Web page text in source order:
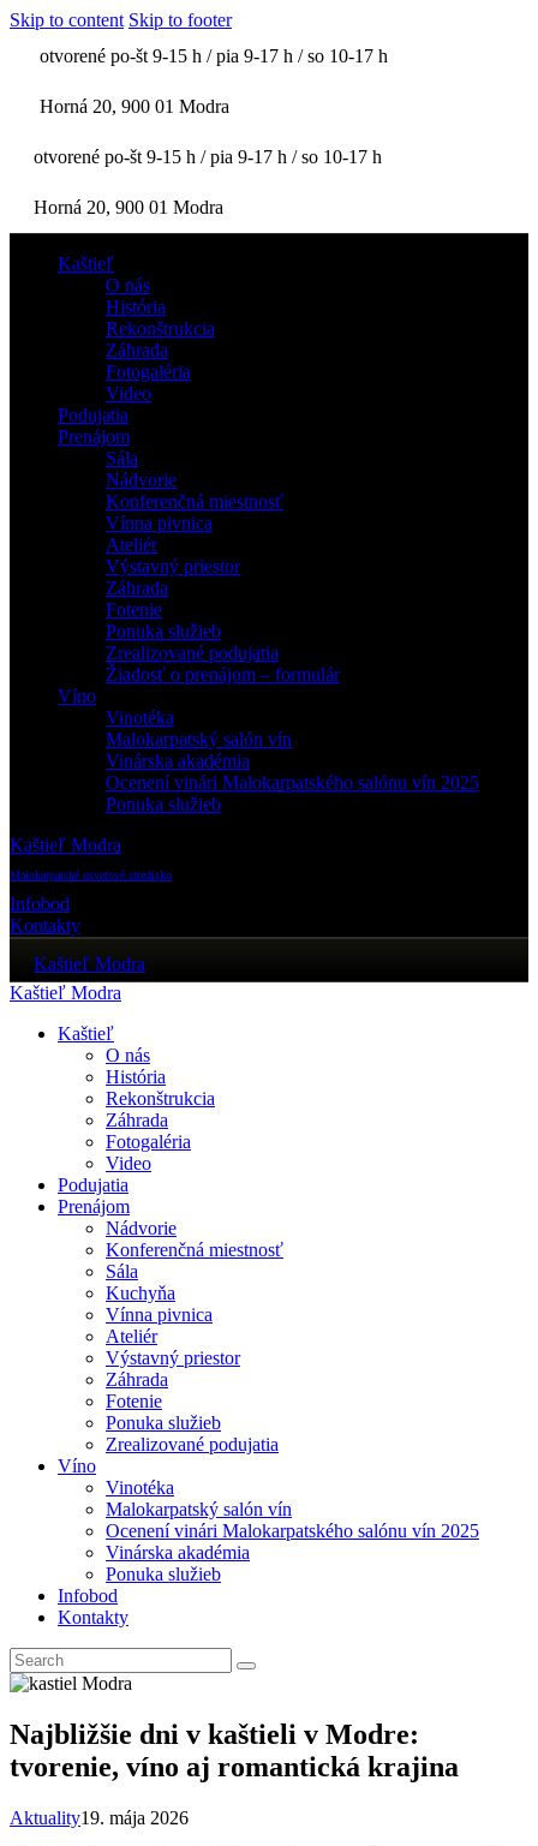
Skip to content Skip to footer
otvorené po-št 9-15 h / pia 9-17 h / so 10-17 h
Horná 20, 900 01 Modra
otvorené po-št 9-15 h / pia 9-17 h / so 10-17 h
Horná 20, 900 01 Modra
Kaštieľ
O nás
História
Rekonštrukcia
Záhrada
Fotogaléria
Video
Podujatia
Prenájom
Sála
Nádvorie
Konferenčná miestnosť
Vínna pivnica
Ateliér
Výstavný priestor
Záhrada
Fotenie
Ponuka služieb
Zrealizované podujatia
Žiadosť o prenájom – formulár
Víno
Vinotéka
Malokarpatský salón vín
Vinárska akadémia
Ocenení vinári Malokarpatského salónu vín 2025
Ponuka služieb
Kaštieľ Modra
Malokarpatské osvetové stredisko
Infobod
Kontakty
Kaštieľ Modra
Kaštieľ Modra
Kaštieľ
O nás
História
Rekonštrukcia
Záhrada
Fotogaléria
Video
Podujatia
Prenájom
Nádvorie
Konferenčná miestnosť
Sála
Kuchyňa
Vínna pivnica
Ateliér
Výstavný priestor
Záhrada
Fotenie
Ponuka služieb
Zrealizované podujatia
Víno
Vinotéka
Malokarpatský salón vín
Ocenení vinári Malokarpatského salónu vín 2025
Vinárska akadémia
Ponuka služieb
Infobod
Kontakty
Najbližšie dni v kaštieli v Modre:
tvorenie, víno aj romantická krajina
Aktuality19. mája 2026